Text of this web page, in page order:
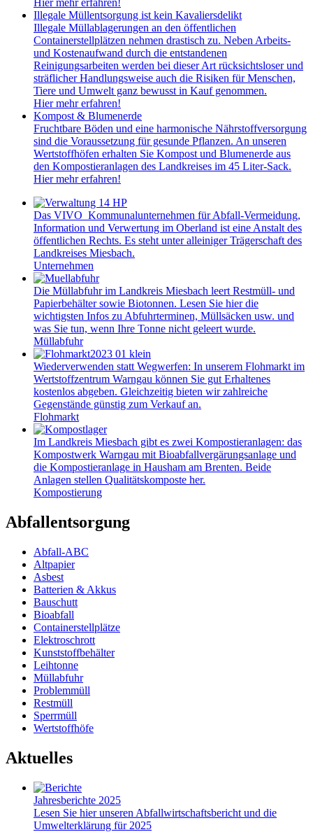
Hier mehr erfahren!
Illegale Müllentsorgung ist kein Kavaliersdelikt
Illegale Müllablagerungen an den öffentlichen
Containerstellplätzen nehmen drastisch zu. Neben Arbeits-
und Kostenaufwand durch die entstandenen
Reinigungsarbeiten werden bei dieser Art rücksichtsloser und
sträflicher Handlungsweise auch die Risiken für Menschen,
Tiere und Umwelt ganz bewusst in Kauf genommen.
Hier mehr erfahren!
Kompost & Blumenerde
Fruchtbare Böden und eine harmonische Nährstoffversorgung
sind die Voraussetzung für gesunde Pflanzen. An unseren
Wertstoffhöfen erhalten Sie Kompost und Blumenerde aus
den Kompostieranlagen des Landkreises im 45 Liter-Sack.
Hier mehr erfahren!
Das VIVO Kommunalunternehmen für Abfall-Vermeidung,
Information und Verwertung im Oberland ist eine Anstalt des
öffentlichen Rechts. Es steht unter alleiniger Trägerschaft des
Landkreises Miesbach.
Unternehmen
Die Müllabfuhr im Landkreis Miesbach leert Restmüll- und
Papierbehälter sowie Biotonnen. Lesen Sie hier die
wichtigsten Infos zu Abfuhrterminen, Müllsäcken usw. und
was Sie tun, wenn Ihre Tonne nicht geleert wurde.
Müllabfuhr
Wiederverwenden statt Wegwerfen: In unserem Flohmarkt im
Wertstoffzentrum Warngau können Sie gut Erhaltenes
kostenlos abgeben. Gleichzeitig bieten wir zahlreiche
Gegenstände günstig zum Verkauf an.
Flohmarkt
Im Landkreis Miesbach gibt es zwei Kompostieranlagen: das
Kompostwerk Warngau mit Bioabfallvergärungsanlage und
die Kompostieranlage in Hausham am Brenten. Beide
Anlagen stellen Qualitätskomposte her.
Kompostierung
Abfallentsorgung
Abfall-ABC
Altpapier
Asbest
Batterien & Akkus
Bauschutt
Bioabfall
Containerstellplätze
Elektroschrott
Kunststoffbehälter
Leihtonne
Müllabfuhr
Problemmüll
Restmüll
Sperrmüll
Wertstoffhöfe
Aktuelles
Jahresberichte 2025
Lesen Sie hier unseren Abfallwirtschaftsbericht und die
Umwelterklärung für 2025